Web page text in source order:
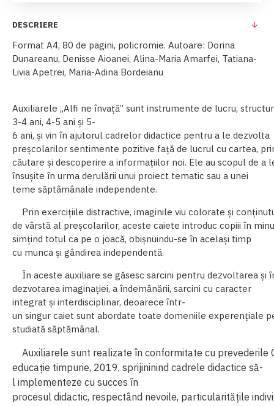
DESCRIERE
Format A4, 80 de pagini, policromie. Autoare: Dorina
Dunareanu, Denisse Aioanei, Alina-Maria Amarfei, Tatiana-
Livia Apetrei, Maria-Adina Bordeianu
Auxiliarele ,,Alfi ne învață” sunt instrumente de lucru,
3-4 ani, 4-5 ani și 5-
6 ani, și vin în ajutorul cadrelor didactice pentru a le dezvolta
preșcolarilor sentimente pozitive față de lucrul cu cartea,
căutare și descoperire a informațiilor noi. Ele au scopul de a
însușite în urma derulării unui proiect tematic sau a unei
teme săptâmânale independente.
Prin exercițiile distractive, imaginile viu colorate și
de vârstă al preșcolarilor, aceste caiete introduc copiii în
simțind totul ca pe o joacă, obișnuindu-se în același timp
cu munca și gândirea independentă.
În aceste auxiliare se găsesc sarcini pentru dezvoltarea și
dezvotarea imaginației, a îndemânării, sarcini cu caracter
integrat și interdisciplinar, deoarece într-
un singur caiet sunt abordate toate domeniile experențiale
studiată săptămânal.
Auxiliarele sunt realizate în conformitate cu prevederile
educație timpurie, 2019, sprijininind cadrele didactice să-
l implementeze cu succes în
procesul didactic, respectând nevoile, particularitățile